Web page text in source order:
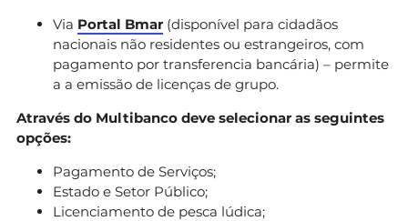
Via Portal Bmar (disponível para cidadãos
nacionais não residentes ou estrangeiros, com
pagamento por transferencia bancária) – permite
a a emissão de licenças de grupo.
Através do Multibanco deve selecionar as seguintes
opções:
Pagamento de Serviços;
Estado e Setor Público;
Licenciamento de pesca lúdica;